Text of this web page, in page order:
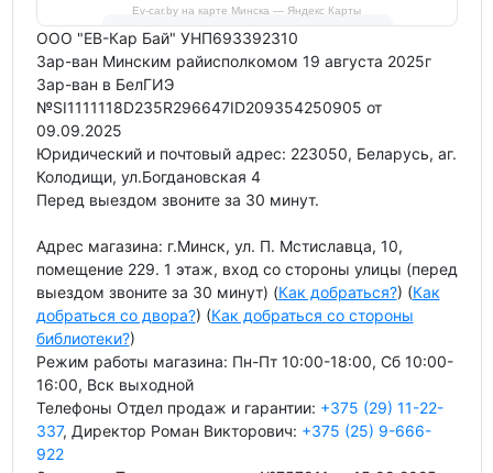
Ev-car.by на карте Минска — Яндекс Карты
ООО "ЕВ-Кар Бай" УНП693392310
Зар-ван Минским райисполкомом 19 августа 2025г
Зар-ван в БелГИЭ
№SI1111118D235R296647ID209354250905 от
09.09.2025
Юридический и почтовый адрес: 223050, Беларусь, аг.
Колодищи, ул.Богдановская 4
Перед выездом звоните за 30 минут.
Адрес магазина: г.Минск, ул. П. Мстиславца, 10,
помещение 229. 1 этаж, вход со стороны улицы (перед
выездом звоните за 30 минут) (Как добраться?) (Как
добраться со двора?) (Как добраться со стороны
библиотеки?)
Режим работы магазина: Пн-Пт 10:00-18:00, Сб 10:00-
16:00, Вск выходной
Телефоны Отдел продаж и гарантии: +375 (29) 11-22-
337, Директор Роман Викторович: +375 (25) 9-666-
922